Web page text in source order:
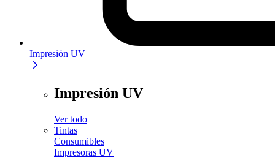
Impresión UV
Impresión UV
Ver todo
Tintas
Consumibles
Impresoras UV